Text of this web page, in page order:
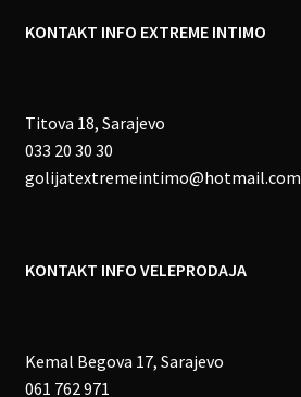
KONTAKT INFO EXTREME INTIMO
Titova 18, Sarajevo
033 20 30 30
golijatextremeintimo@hotmail.com
KONTAKT INFO VELEPRODAJA
Kemal Begova 17, Sarajevo
061 762 971